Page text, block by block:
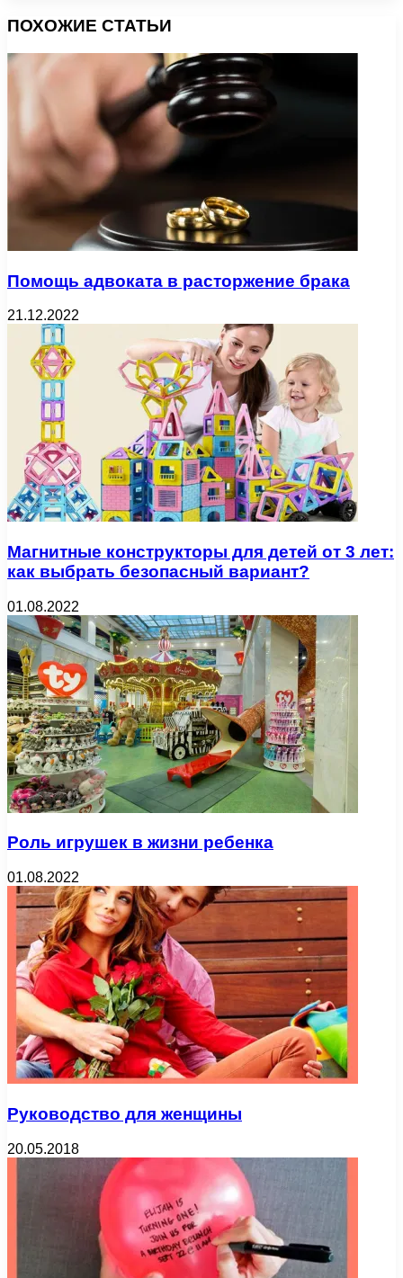
ПОХОЖИЕ СТАТЬИ
Помощь адвоката в расторжение брака
21.12.2022
Магнитные конструкторы для детей от 3 лет:
как выбрать безопасный вариант?
01.08.2022
Роль игрушек в жизни ребенка
01.08.2022
Руководство для женщины
20.05.2018